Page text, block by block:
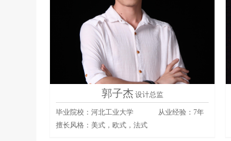
郭子杰 设计总监
毕业院校：河北工业大学 从业经验： 7年
擅长风格：美式，欧式，法式